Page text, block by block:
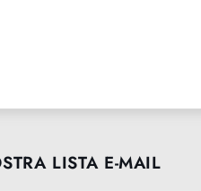
LISTA E-MAIL